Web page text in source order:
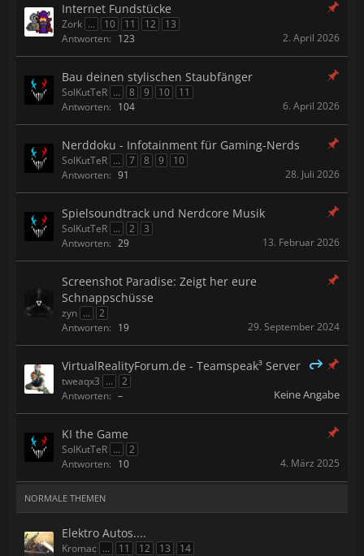
Internet Fundstücke
Zork ... 10 11 12
13
Antworten: 123 2. April 2026
Bau deinen stylischen Staubfänger
SolKutTeR ... 8 9 10
11
Antworten: 104 6. April 2026
Nerddoku - Infotainment für Gaming-Nerds
SolKutTeR ... 7 8 9
10
Antworten: 91 28. Juli 2026
Spielsoundtrack und Nerdcore Musik
SolKutTeR ... 2
3
Antworten: 29 13. Februar 2026
Screenshot Paradise: Zeigt her eure
Schnappschüsse
zyn ...
2
Antworten: 19 29. September 2024
VirtualRealityForum.de - Teamspeak³ Server
tweaqx3 ...
2
Antworten: – Keine Angabe
KI the Game
SolKutTeR ...
2
Antworten: 10 4. März 2025
NORMALE THEMEN
Elektro Autos....
Kromac ... 11 12 13
14